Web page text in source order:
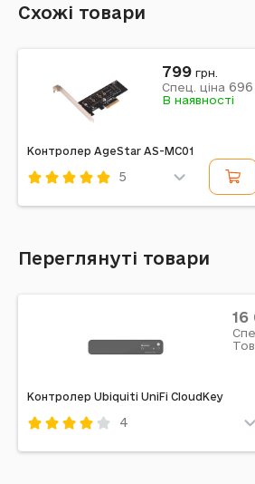
Схожі товари
Контролер AgeStar AS-MC01
5
799 грн.
Спец. ціна 696
В наявності
Переглянуті товари
Контролер Ubiquiti UniFi CloudKey
4
16